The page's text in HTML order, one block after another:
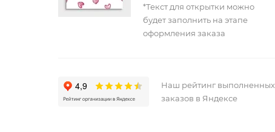
*Текст для открытки можно
будет заполнить на этапе
оформления заказа
Наш рейтинг выполненных
заказов в Яндексе